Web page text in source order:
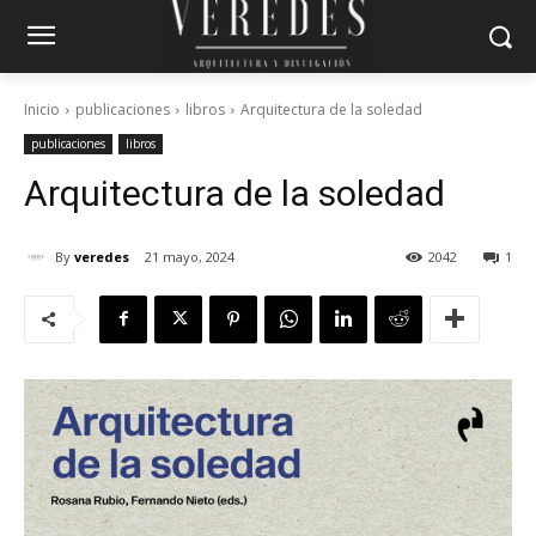
Inicio publicaciones libros Arquitectura de la soledad
publicaciones libros
Arquitectura de la soledad
By veredes 21 mayo, 2024 1
2042